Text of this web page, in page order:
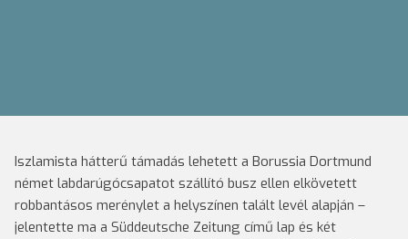
Iszlamista hátterű támadás lehetett a Borussia Dortmund
német labdarúgócsapatot szállító busz ellen elkövetett
robbantásos merénylet a helyszínen talált levél alapján –
jelentette ma a Süddeutsche Zeitung című lap és két